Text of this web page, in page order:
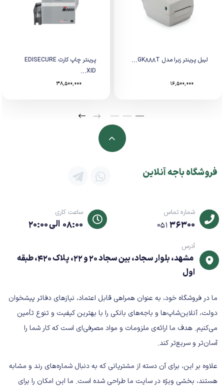
لیبل پرینتر زبرا مدل GK888T...
16,500,000
پرینتر چاپ کارت EDISECURE
XID...
38,500,000
فروشگاه باجه آنلاین
شماره تماس
051 36300
ساعت کاری
08:00 الی 20:00
آدرس
مشهد، بلوار سجاد، بین سجاد 20 و 22، پلاک 420، طبقه
اول
ما در فروشگاه خود، به عنوان همراهی قابل اعتماد، نیازهای دفاتر پیشخوان
دولت، آنلاین‌شاپ‌ها و باجه‌های بانکی را با بهترین کیفیت و تنوع تأمین
می‌کنیم. هدف ما ارائه‌ی ملزومات و مواد مصرفی‌ای است که کار شما را
آسان‌تر و سریع‌تر کند.
علاوه بر این، برای آن دسته از مشتریانی که به دنبال شماره‌های رند و مشابه
هستند، بخشی ویژه در سایت ما طراحی شده است. ما این امکان را برای